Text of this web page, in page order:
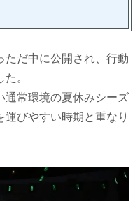
ただ中に公開され、行動
。
通常環境の夏休みシーズ
びやすい時期と重なり